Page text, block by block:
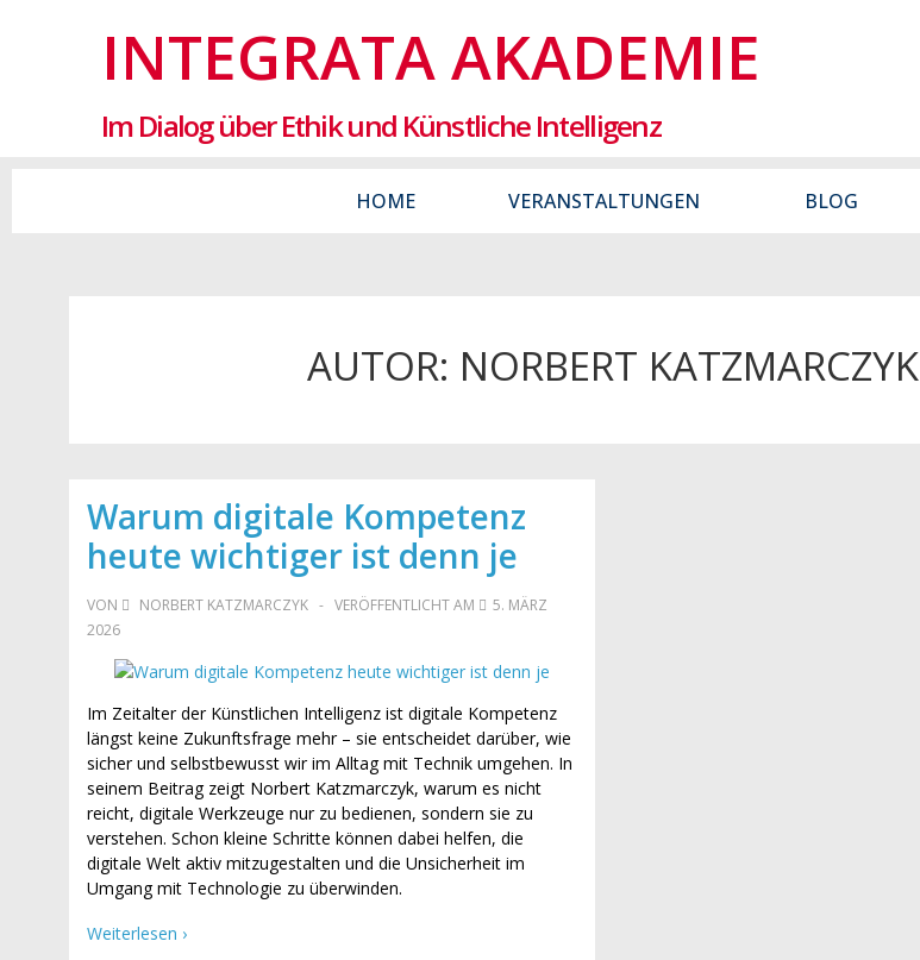
INTEGRATA AKADEMIE
Im Dialog über Ethik und Künstliche Intelligenz
HOME VERANSTALTUNGEN BLOG
AUTOR: NORBERT KATZMARCZYK
Warum digitale Kompetenz
heute wichtiger ist denn je
VON NORBERT KATZMARCZYK VERÖFFENTLICHT AM
5. MÄRZ
2026
Im Zeitalter der Künstlichen Intelligenz ist digitale Kompetenz
längst keine Zukunftsfrage mehr – sie entscheidet darüber, wie
sicher und selbstbewusst wir im Alltag mit Technik umgehen. In
seinem Beitrag zeigt Norbert Katzmarczyk, warum es nicht
reicht, digitale Werkzeuge nur zu bedienen, sondern sie zu
verstehen. Schon kleine Schritte können dabei helfen, die
digitale Welt aktiv mitzugestalten und die Unsicherheit im
Umgang mit Technologie zu überwinden.
Weiterlesen ›